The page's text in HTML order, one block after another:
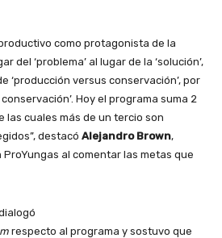
como protagonista de la
del ‘problema’ al lugar de la ‘solución’,
‘producción versus conservación’, por
Hoy el programa suma 2
las cuales más de un tercio son
destacó Alejandro Brown,
al comentar las metas que
respecto al programa y sostuvo que